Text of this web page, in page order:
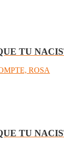
TU
ROSA
TU